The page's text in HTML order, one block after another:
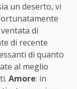
un deserto, vi
di
di recente
di quanto
al meglio
Amore: in